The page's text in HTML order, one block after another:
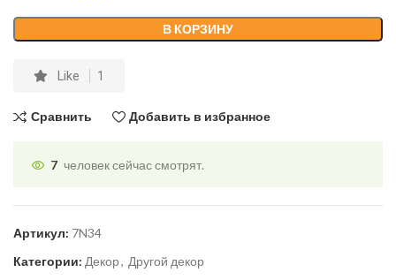
В КОРЗИНУ
Like 1
Сравнить Добавить в избранное
7 человек сейчас смотрят.
Артикул: 7N34
Категории: Декор, Другой декор